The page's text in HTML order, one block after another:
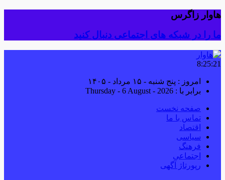
هاوار زاگرس
ما را در شبکه های اجتماعی دنبال کنید
8:25:21
امروز : پنج شنبه - ۱۵ مرداد - ۱۴۰۵
برابر با : Thursday - 6 August - 2026
صفحه نخست
تماس با ما
اقتصاد
سیاسی
فرهنگ
اجتماعی
رپورتاژ آگهی